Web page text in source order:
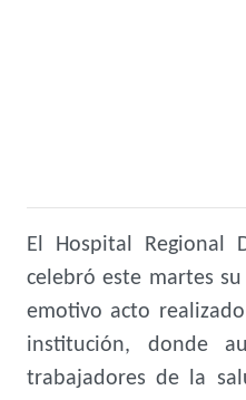
El Hospital Regional
celebró este martes
emotivo acto
institución, donde
trabajadores de la